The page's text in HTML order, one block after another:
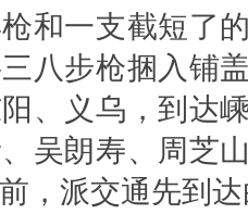
和一支截短了
八步枪捆入铺
、义乌，到达
吴朗寿、周芝
前，派交通先到